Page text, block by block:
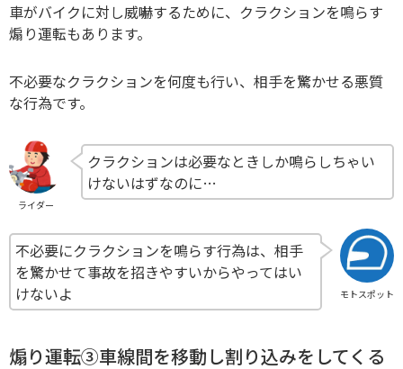
車がバイクに対し威嚇するために、クラクションを鳴らす
煽り運転もあります。
不必要なクラクションを何度も行い、相手を驚かせる悪質
な行為です。
ライダー
クラクションは必要なときしか鳴らしちゃい
けないはずなのに…
モトスポット
不必要にクラクションを鳴らす行為は、相手
を驚かせて事故を招きやすいからやってはい
けないよ
煽り運転③車線間を移動し割り込みをしてくる